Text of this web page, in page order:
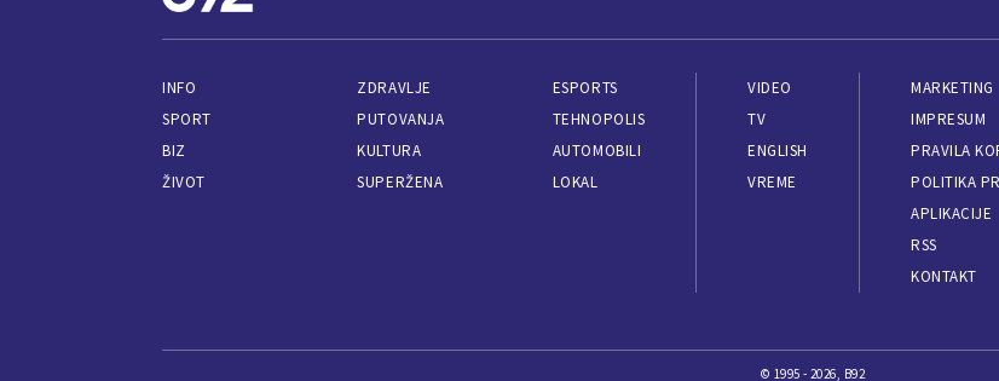
INFO
SPORT
BIZ
ŽIVOT
ZDRAVLJE
PUTOVANJA
KULTURA
SUPERŽENA
ESPORTS
TEHNOPOLIS
AUTOMOBILI
LOKAL
VIDEO
TV
ENGLISH
VREME
MARKETING
IMPRESUM
PRAVILA
POLITIKA
APLIKACIJE
RSS
KONTAKT
© 1995 - 2026, B92